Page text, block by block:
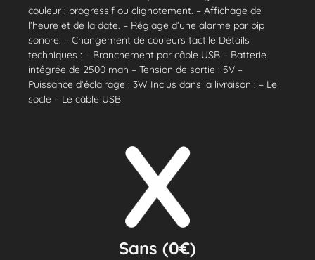
couleur : progressif ou clignotement. – Affichage de
l’heure et de la date. – Réglage d’une alarme par bip
sonore. – Changement de couleurs tactile Détails
techniques : – Branchement par câble USB – Batterie
intégrée de 2500 mah – Tension de sortie : 5V –
Puissance d’éclairage : 3W Inclus dans la livraison : – Le
socle – Le câble USB
Sans (0€)